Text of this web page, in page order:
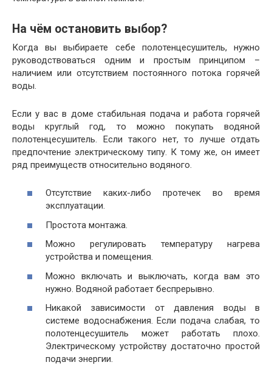
На чём остановить выбор?
Когда вы выбираете себе полотенцесушитель, нужно
руководствоваться одним и простым принципом –
наличием или отсутствием постоянного потока горячей
воды.
Если у вас в доме стабильная подача и работа горячей
воды круглый год, то можно покупать водяной
полотенцесушитель. Если такого нет, то лучше отдать
предпочтение электрическому типу. К тому же, он имеет
ряд преимуществ относительно водяного.
Отсутствие каких-либо протечек во время
эксплуатации.
Простота монтажа.
Можно регулировать температуру нагрева
устройства и помещения.
Можно включать и выключать, когда вам это
нужно. Водяной работает беспрерывно.
Никакой зависимости от давления воды в
системе водоснабжения. Если подача слабая, то
полотенцесушитель может работать плохо.
Электрическому устройству достаточно простой
подачи энергии.